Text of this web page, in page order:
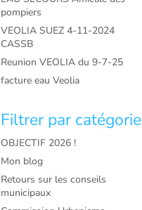
pompiers
VEOLIA SUEZ 4-11-2024
CASSB
Reunion VEOLIA du 9-7-25
facture eau Veolia
Filtrer par catégorie
OBJECTIF 2026 !
Mon blog
Retours sur les conseils
municipaux